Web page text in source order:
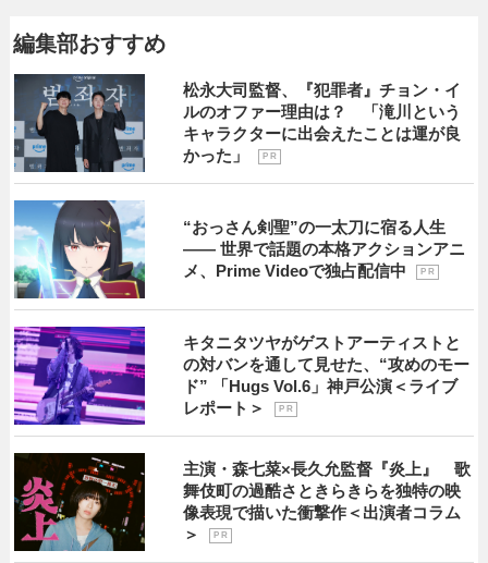
編集部おすすめ
松永大司監督、『犯罪者』チョン・イ
ルのオファー理由は？ 「滝川という
キャラクターに出会えたことは運が良
かった」
P R
“おっさん剣聖”の一太刀に宿る人生
―― 世界で話題の本格アクションアニ
メ、Prime Videoで独占配信中
P R
キタニタツヤがゲストアーティストと
の対バンを通して見せた、“攻めのモー
ド” 「Hugs Vol.6」神戸公演＜ライブ
レポート＞
P R
主演・森七菜×長久允監督『炎上』 歌
舞伎町の過酷さときらきらを独特の映
像表現で描いた衝撃作＜出演者コラム
＞
P R